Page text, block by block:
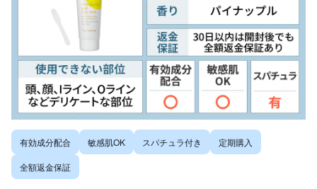
有効成分配合 敏感肌OK スパチュラ付き 定期購入
全額返金保証